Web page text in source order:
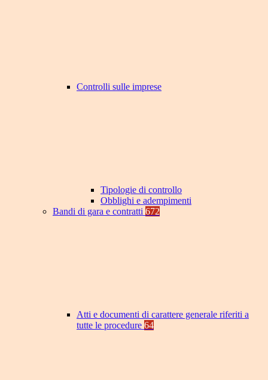
Controlli sulle imprese
Tipologie di controllo
Obblighi e adempimenti
Bandi di gara e contratti 672
Atti e documenti di carattere generale riferiti a
tutte le procedure 64